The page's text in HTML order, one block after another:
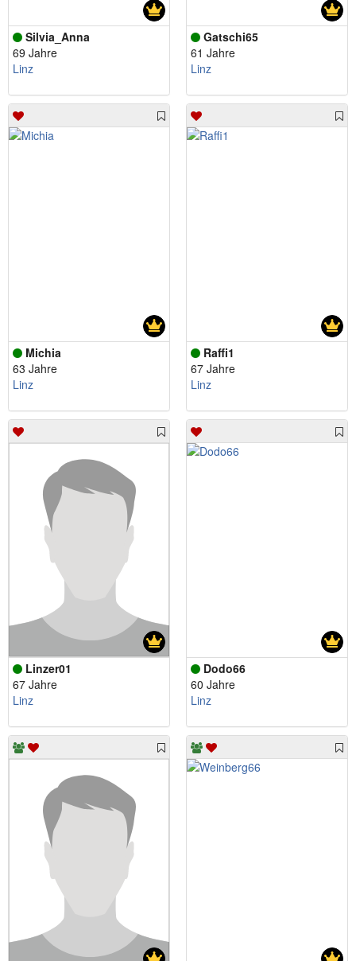
Silvia_Anna
69 Jahre
Linz
Gatschi65
61 Jahre
Linz
Michia
63 Jahre
Linz
Raffi1
67 Jahre
Linz
Linzer01
67 Jahre
Linz
Dodo66
60 Jahre
Linz